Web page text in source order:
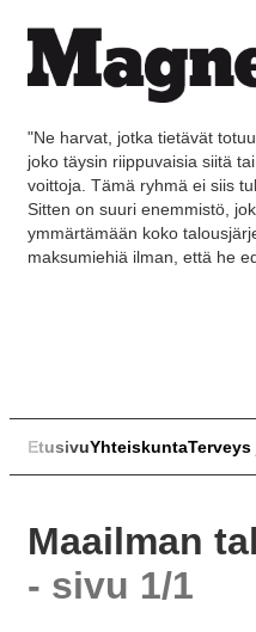
"Ne harvat, jotka tietävät
joko täysin riippuvaisia siitä
voittoja. Tämä ryhmä ei siis
Sitten on suuri enemmistö,
ymmärtämään koko
maksumiehiä ilman, että he
EtusivuYhteiskunta
Maailman
- sivu 1/1